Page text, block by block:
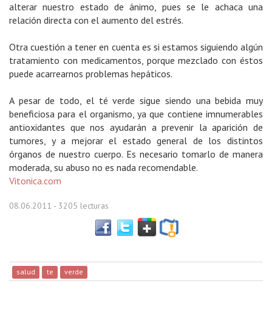
alterar nuestro estado de ánimo, pues se le achaca una
relación directa con el aumento del estrés.
Otra cuestión a tener en cuenta es si estamos siguiendo algún
tratamiento con medicamentos, porque mezclado con éstos
puede acarrearnos problemas hepáticos.
A pesar de todo, el té verde sigue siendo una bebida muy
beneficiosa para el organismo, ya que contiene imnumerables
antioxidantes que nos ayudarán a prevenir la aparición de
tumores, y a mejorar el estado general de los distintos
órganos de nuestro cuerpo. Es necesario tomarlo de manera
moderada, su abuso no es nada recomendable.
Vitonica.com
08.06.2011 - 3205 lecturas
salud te verde